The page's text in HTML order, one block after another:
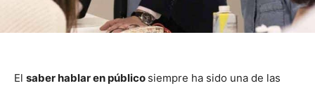
El saber hablar en público siempre ha sido una de las